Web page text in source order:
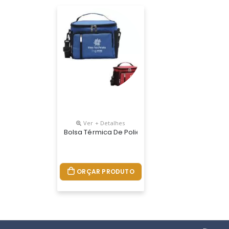
Ver + Detalhes
Bolsa Térmica De Poliéster Com Três
ORÇAR PRODUTO